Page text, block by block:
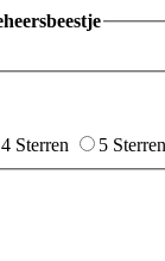
4 Sterren
5 Sterren